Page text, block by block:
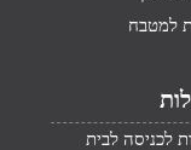
למטבח
לכניסה לבית